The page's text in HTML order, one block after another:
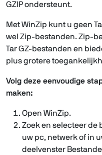
GZIP ondersteunt.
Met WinZip kunt u geen
wel Zip-bestanden. Zip-
Tar GZ-bestanden en
plus grotere
Volg deze eenvoudige
maken:
Open WinZip.
Zoek en selecteer de
uw pc, netwerk of in
deelvenster